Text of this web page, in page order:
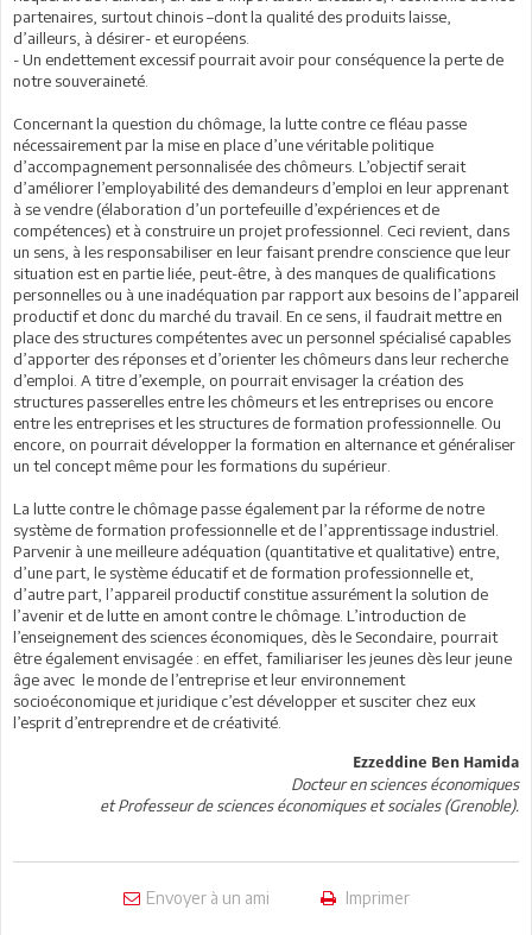
partenaires, surtout chinois –dont la qualité des produits laisse,
d’ailleurs, à désirer- et européens.
- Un endettement excessif pourrait avoir pour conséquence la perte de
notre souveraineté.
Concernant la question du chômage, la lutte contre ce fléau passe
nécessairement par la mise en place d’une véritable politique
d’accompagnement personnalisée des chômeurs. L’objectif serait
d’améliorer l’employabilité des demandeurs d’emploi en leur apprenant
à se vendre (élaboration d’un portefeuille d’expériences et de
compétences) et à construire un projet professionnel. Ceci revient, dans
un sens, à les responsabiliser en leur faisant prendre conscience que leur
situation est en partie liée, peut-être, à des manques de qualifications
personnelles ou à une inadéquation par rapport aux besoins de l’appareil
productif et donc du marché du travail. En ce sens, il faudrait mettre en
place des structures compétentes avec un personnel spécialisé capables
d’apporter des réponses et d’orienter les chômeurs dans leur recherche
d’emploi. A titre d’exemple, on pourrait envisager la création des
structures passerelles entre les chômeurs et les entreprises ou encore
entre les entreprises et les structures de formation professionnelle. Ou
encore, on pourrait développer la formation en alternance et généraliser
un tel concept même pour les formations du supérieur.
La lutte contre le chômage passe également par la réforme de notre
système de formation professionnelle et de l’apprentissage industriel.
Parvenir à une meilleure adéquation (quantitative et qualitative) entre,
d’une part, le système éducatif et de formation professionnelle et,
d’autre part, l’appareil productif constitue assurément la solution de
l’avenir et de lutte en amont contre le chômage. L’introduction de
l’enseignement des sciences économiques, dès le Secondaire, pourrait
être également envisagée : en effet, familiariser les jeunes dès leur jeune
âge avec le monde de l’entreprise et leur environnement
socioéconomique et juridique c’est développer et susciter chez eux
l’esprit d’entreprendre et de créativité.
Ezzeddine Ben Hamida
Docteur en sciences économiques
et Professeur de sciences économiques et sociales (Grenoble).
Envoyer à un ami Imprimer